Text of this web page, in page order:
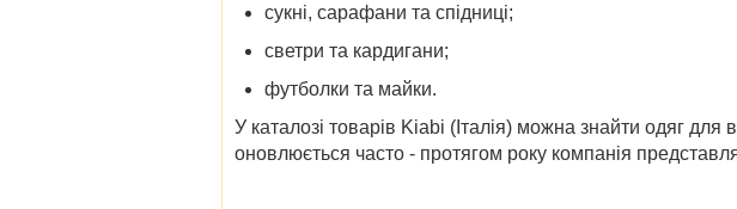
сукні, сарафани та спідниці;
светри та кардигани;
футболки та майки.
У каталозі товарів Kiabi (Італія) можна знайти одяг для
оновлюється часто - протягом року компанія